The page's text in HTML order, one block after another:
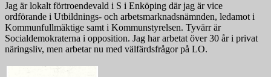
Jag är lokalt förtroendevald i S i Enköping där jag är vice
ordförande i Utbildnings- och arbetsmarknadsnämnden, ledamot i
Kommunfullmäktige samt i Kommunstyrelsen. Tyvärr är
Socialdemokraterna i opposition. Jag har arbetat över 30 år i privat
näringsliv, men arbetar nu med välfärdsfrågor på LO.